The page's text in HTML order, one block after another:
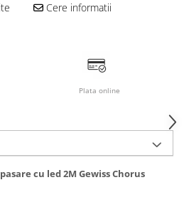
Cere informatii
Plata online
cu led 2M Gewiss Chorus